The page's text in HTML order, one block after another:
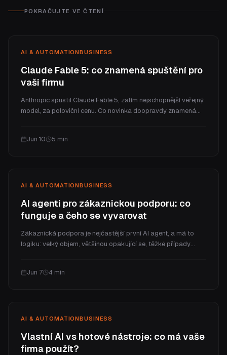
POKRAČUJTE VE ČTENÍ
AI & AUTOMATIONBUSINESS
Claude Fable 5: co znamená spuštění pro
vaši firmu
Anthropic spustil Claude Fable 5, zatím nejschopnější veřejný
model, za poloviční cenu. Co novinka doopravdy znamená
Jun 10 5 min
AI & AUTOMATIONBUSINESS
AI agenti pro zákaznickou podporu: co
funguje a čeho se vyvarovat
Zákaznická podpora je nejčastější první AI agent, a má to
logiku: velký objem, většinou opakující se, těžké případy
bezpečně nasadit.
Jun 7 4 min
AI & AUTOMATIONBUSINESS
Vlastní AI vs hotové nástroje: co má vaše
firma použít?